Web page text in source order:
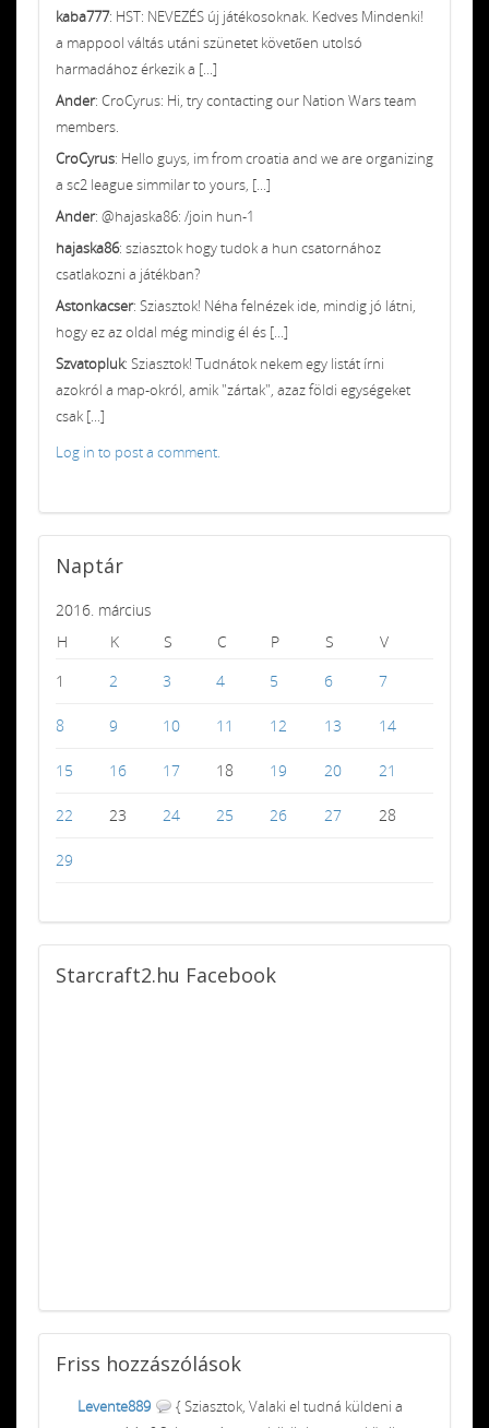
kaba777: HST: NEVEZÉS új játékosoknak. Kedves Mindenki!
a mappool váltás utáni szünetet követően utolsó
harmadához érkezik a [...]
Ander: CroCyrus: Hi, try contacting our Nation Wars team
members.
CroCyrus: Hello guys, im from croatia and we are organizing
a sc2 league simmilar to yours, [...]
Ander: @hajaska86: /join hun-1
hajaska86: sziasztok hogy tudok a hun csatornához
csatlakozni a játékban?
Astonkacser: Sziasztok! Néha felnézek ide, mindig jó látni,
hogy ez az oldal még mindig él és [...]
Szvatopluk: Sziasztok! Tudnátok nekem egy listát írni
azokról a map-okról, amik "zártak", azaz földi egységeket
csak [...]
Log in to post a comment.
Naptár
2016. március
H
K S C P S
V
1
2 3 4 5 6 7
8 9 10 11 12 13 14
15 16 17 18 19 20 21
22 23 24 25 26 27 28
29
Starcraft2.hu Facebook
Friss hozzászólások
Levente889
{ Sziasztok, Valaki el tudná küldeni a